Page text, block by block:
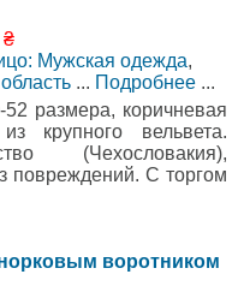
₴
Мужская одежда,
... Подробнее ...
размера, коричневая
крупного вельвета.
(Чехословакия),
повреждений. С торгом
воротником